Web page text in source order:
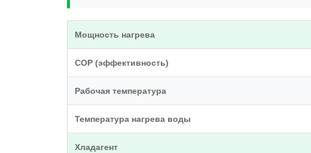
Мощность нагрева
COP (эффективность)
Рабочая температура
Температура нагрева воды
Хладагент